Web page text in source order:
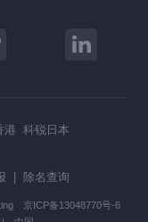
港 科锐日本
除名查询
京ICP备13048770号-6